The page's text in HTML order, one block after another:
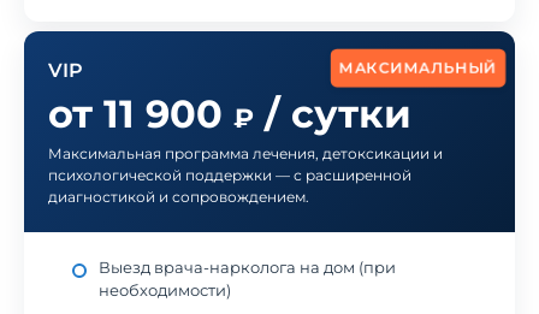
МАКСИМАЛЬНЫЙ
VIP
от 11 900 ₽ / сутки
Максимальная программа лечения, детоксикации и
психологической поддержки — с расширенной
диагностикой и сопровождением.
Выезд врача-нарколога на дом (при
необходимости)